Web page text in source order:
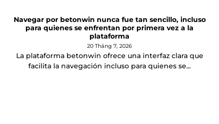
Navegar por betonwin nunca fue tan sencillo, incluso
para quienes se enfrentan por primera vez a la
plataforma
20 Tháng 7, 2026
La plataforma betonwin ofrece una interfaz clara que
facilita la navegación incluso para quienes se...